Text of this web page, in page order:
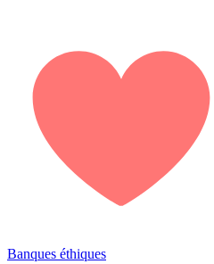
Banques éthiques